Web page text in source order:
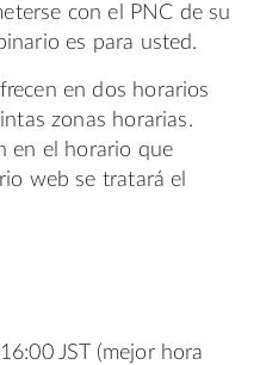
con el PNC de su
es para usted.
en dos horarios
zonas horarias.
en el horario que
web se tratará el
JST (mejor hora